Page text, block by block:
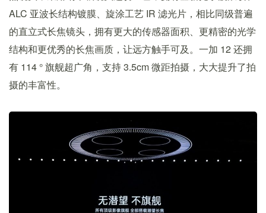
ALC 亚波长结构镀膜、旋涂工艺 IR 滤光片，相比同级普遍
的直立式长焦镜头，拥有更大的传感器面积、更精密的光学
结构和更优秀的长焦画质，让远方触手可及。一加 12 还拥
有 114 ° 旗舰超广角，支持 3.5cm 微距拍摄，大大提升了拍
摄的丰富性。